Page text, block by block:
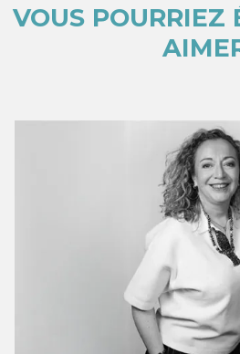
VOUS POURRIEZ